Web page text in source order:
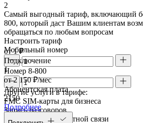
2
Самый выгодный тариф, включающий
800, который даст Вашим клиентам
обращаться по любым вопросам
Настроить тариф
Мобильный номер
Номер 8-800
Другие услуги в тарифе:
FMC SIM-карты для бизнеса
Запись разговоров
Умный виджет обратной связи
от 1 ₽
Подключение
1
от 2 150 ₽/мес
Абонентская плата
2150
Подробнее